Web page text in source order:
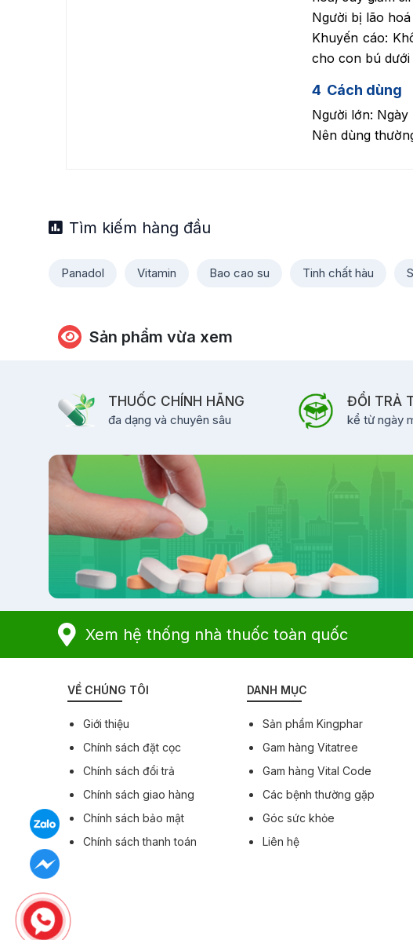
Người bị lão
Khuyến cáo:
cho con bú
4 Cách dùng
Người lớn:
Nên dùng
Tìm kiếm hàng đầu
Panadol Vitamin Bao cao su Tinh chất hàu
Sản phẩm vừa xem
THUỐC CHÍNH HÃNG
đa dạng và chuyên sâu
ĐỔI TRẢ
kể từ ngày
Xem hệ thống nhà thuốc toàn quốc
VỀ CHÚNG TÔI
Giới thiệu
Chính sách đặt cọc
Chính sách đổi trả
Chính sách giao hàng
Chính sách bảo mật
Chính sách thanh toán
DANH MỤC
Sản phẩm Kingphar
Gam hàng Vitatree
Gam hàng Vital Code
Các bệnh thường gặp
Góc sức khỏe
Liên hệ